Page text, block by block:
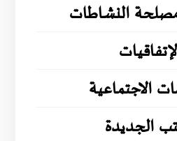
النشاطات
الاجتماعية
الجديدة